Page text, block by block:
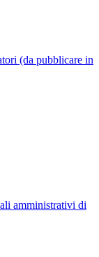
(da pubblicare in
amministrativi di